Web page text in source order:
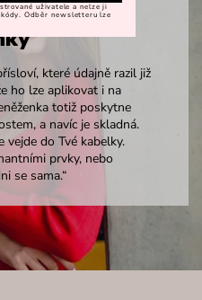
které údajně razil již
ho lze aplikovat i na
totiž poskytne
a navíc je skladná.
vejde do Tvé kabelky.
prvky, nebo
se sama.“
uživatele a nelze ji
Odběr newsletteru lze